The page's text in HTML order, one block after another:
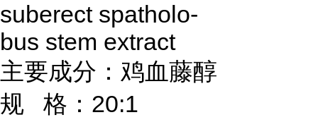
suberect spatholo-
bus stem extract
主要成分：鸡血藤醇
规 格：20:1